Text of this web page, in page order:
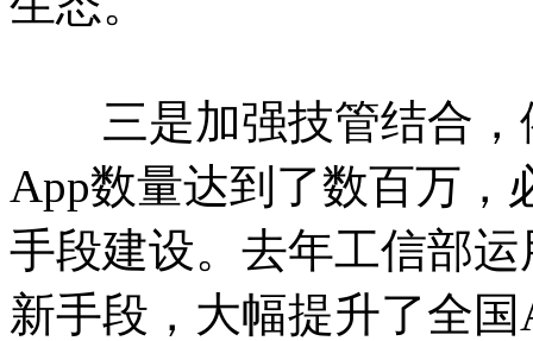
三是加强技管结合，
App数量达到了数百万，
手段建设。去年工信部
新手段，大幅提升了全